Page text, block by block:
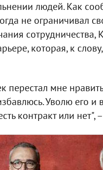
людей. Как
не ограничивал
сотрудничества,
которая, к
перестал мне
Уволю его
контракт или нет",